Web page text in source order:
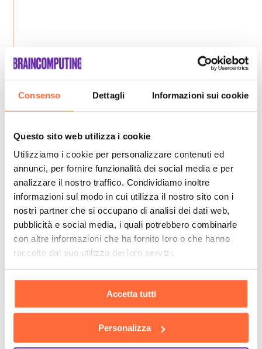
Consenso Dettagli Informazioni sui cookie
Questo sito web utilizza i cookie
Utilizziamo i cookie per personalizzare contenuti ed
annunci, per fornire funzionalità dei social media e per
analizzare il nostro traffico. Condividiamo inoltre
informazioni sul modo in cui utilizza il nostro sito con i
nostri partner che si occupano di analisi dei dati web,
pubblicità e social media, i quali potrebbero combinarle
con altre informazioni che ha fornito loro o che hanno
raccolto dal suo utilizzo dei loro servizi.
Accetta tutti
Personalizza